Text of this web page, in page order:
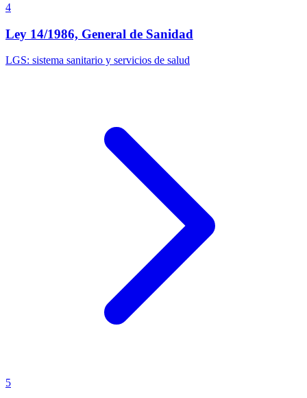
4
Ley 14/1986, General de Sanidad
LGS: sistema sanitario y servicios de salud
5